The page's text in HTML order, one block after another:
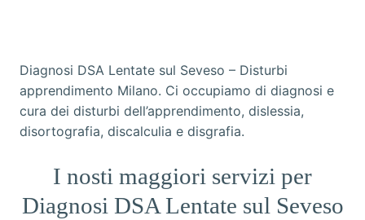
Diagnosi DSA Lentate sul Seveso – Disturbi
apprendimento Milano. Ci occupiamo di diagnosi e
cura dei disturbi dell’apprendimento, dislessia,
disortografia, discalculia e disgrafia.
I nosti maggiori servizi per
Diagnosi DSA Lentate sul Seveso